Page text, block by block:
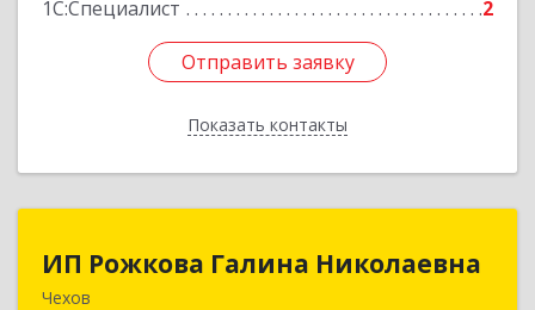
1С:Специалист
2
Отправить заявку
Показать контакты
Отправить заявку
Назад
ИП Рожкова Галина Николаевна
Чехов
142306, Московская обл, Чеховский р-н, Чехов